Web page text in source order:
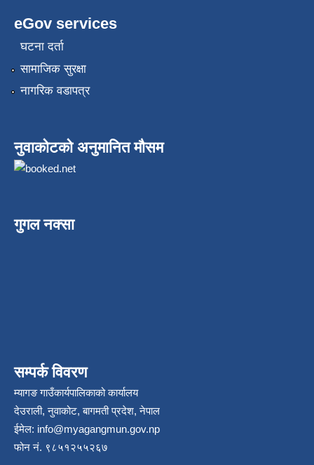
eGov services
घटना दर्ता
सामाजिक सुरक्षा
नागरिक वडापत्र
नुवाकोटको अनुमानित मौसम
गुगल नक्सा
सम्पर्क विवरण
म्यागङ गाउँकार्यपालिकाको कार्यालय
देउराली, नुवाकोट, बागमती प्रदेश, नेपाल
ईमेल: info@myagangmun.gov.np
फोन नं. ९८५१२५५२६७